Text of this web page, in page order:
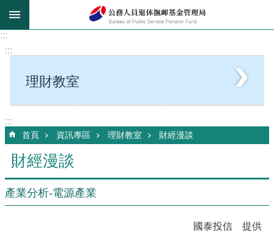
跳到主要內容區塊
:::
:::
理財教室
:::
首頁 資訊專區 理財教室 財經漫談
財經漫談
產業分析-電源產業
國泰投信 提供